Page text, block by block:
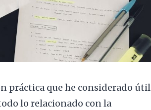
práctica que he considerado útil
lo relacionado con la